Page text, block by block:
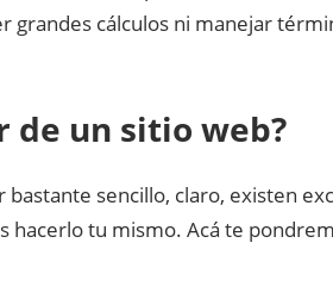
grandes cálculos ni manejar
de un sitio web?
sencillo, claro, existen
hacerlo tu mismo. Acá te